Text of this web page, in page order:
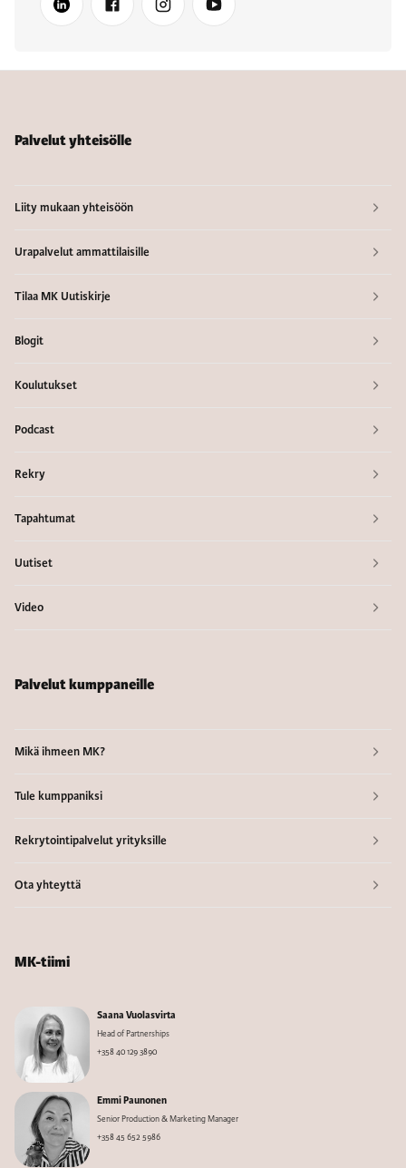
Palvelut yhteisölle
Liity mukaan yhteisöön
Urapalvelut ammattilaisille
Tilaa MK Uutiskirje
Blogit
Koulutukset
Podcast
Rekry
Tapahtumat
Uutiset
Video
Palvelut kumppaneille
Mikä ihmeen MK?
Tule kumppaniksi
Rekrytointipalvelut yrityksille
Ota yhteyttä
MK-tiimi
Saana Vuolasvirta
Head of Partnerships
+358 40 129 3890
Emmi Paunonen
Senior Production & Marketing Manager
+358 45 652 5986